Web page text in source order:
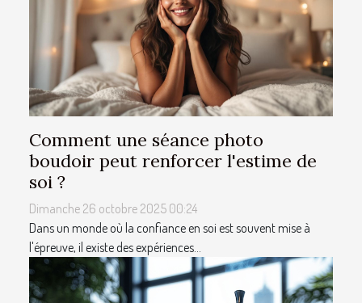
Comment une séance photo
boudoir peut renforcer l'estime de
soi ?
Dimanche 26 octobre 2025 00:24
Dans un monde où la confiance en soi est souvent mise à
l'épreuve, il existe des expériences...